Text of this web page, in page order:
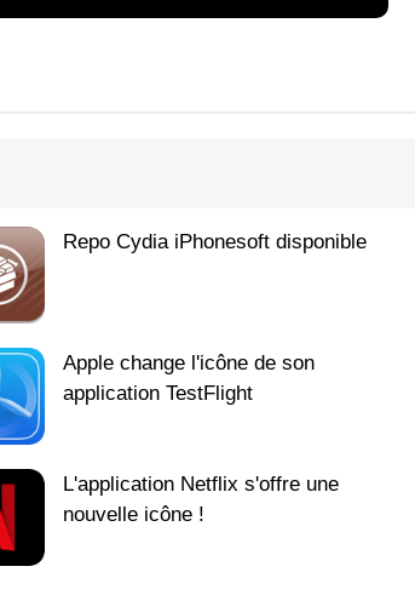
Repo Cydia iPhonesoft disponible
Apple change l'icône de son
application TestFlight
L'application Netflix s'offre une
nouvelle icône !